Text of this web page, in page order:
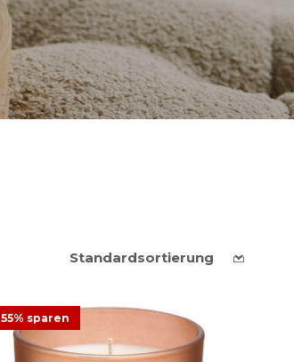
55% sparen